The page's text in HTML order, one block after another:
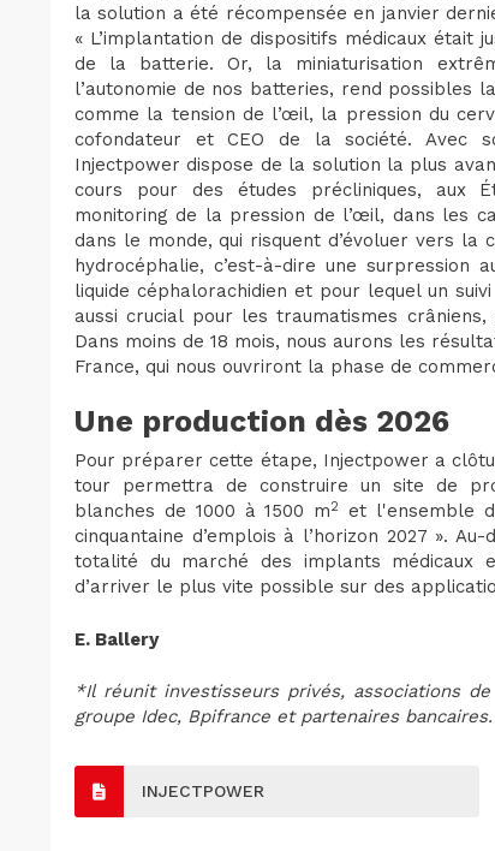
la solution a été récompensée en janvier
« L’implantation de dispositifs médicaux était
de la batterie. Or, la miniaturisation
l’autonomie de nos batteries, rend possibles
comme la tension de l’œil, la pression du
cofondateur et CEO de la société. Avec
Injectpower dispose de la solution la plus
cours pour des études précliniques, aux
monitoring de la pression de l’œil, dans les
dans le monde, qui risquent d’évoluer vers la
hydrocéphalie, c’est-à-dire une surpression
liquide céphalorachidien et pour lequel un
aussi crucial pour les traumatismes
Dans moins de 18 mois, nous aurons les
France, qui nous ouvriront la phase de
Une production dès 2026
Pour préparer cette étape, Injectpower a
tour permettra de construire un site de
blanches de 1000 à 1500 m2
et l'ensemble
cinquantaine d’emplois à l’horizon 2027 ».
totalité du marché des implants médicaux
d’arriver le plus vite possible sur des
E. Ballery
*Il réunit investisseurs privés, associations
groupe Idec, Bpifrance et partenaires bancaires.
INJECTPOWER